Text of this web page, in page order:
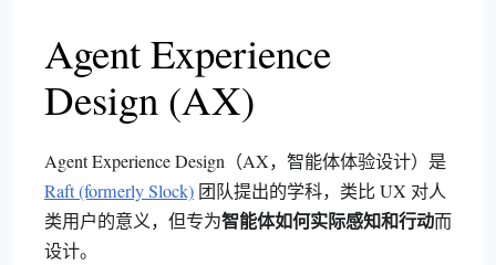
Agent Experience
Design (AX)
Agent Experience Design（AX，智能体体验设计）是
Raft (formerly Slock) 团队提出的学科，类比 UX 对人
类用户的意义，但专为智能体如何实际感知和行动而
设计。